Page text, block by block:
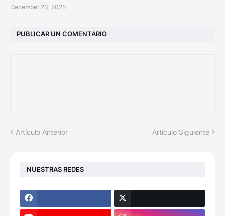
December 23, 2025
PUBLICAR UN COMENTARIO
Artículo Anterior Artículo Siguiente
NUESTRAS REDES